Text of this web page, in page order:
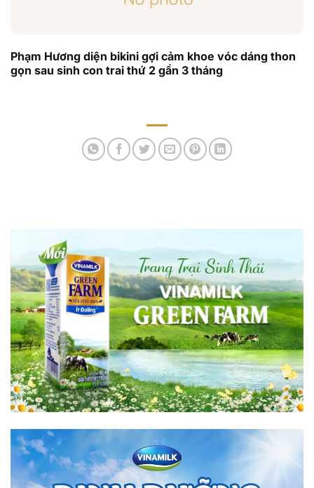
Phạm Hương diện bikini gợi cảm khoe vóc dáng thon
gọn sau sinh con trai thứ 2 gần 3 tháng